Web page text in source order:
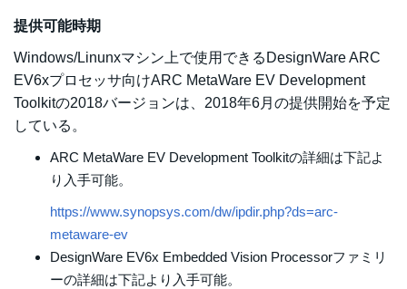
提供可能時期
Windows/Linunxマシン上で使用できるDesignWare ARC
EV6xプロセッサ向けARC MetaWare EV Development
Toolkitの2018バージョンは、2018年6月の提供開始を予定
している。
ARC MetaWare EV Development Toolkitの詳細は下記よ
り入手可能。
https://www.synopsys.com/dw/ipdir.php?ds=arc-
metaware-ev
DesignWare EV6x Embedded Vision Processorファミリ
ーの詳細は下記より入手可能。